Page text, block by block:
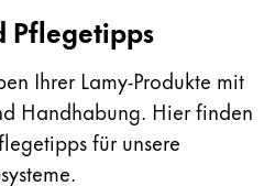
Pflegetipps
Ihrer Lamy-Produkte mit
Handhabung. Hier finden
für unsere